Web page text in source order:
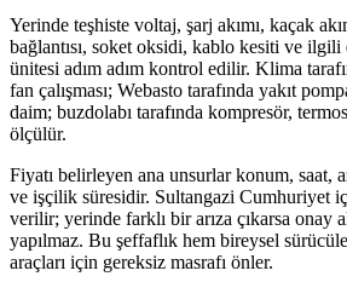
Yerinde teşhiste voltaj, şarj akımı, kaçak
bağlantısı, soket oksidi, kablo kesiti ve
ünitesi adım adım kontrol edilir. Klima
fan çalışması; Webasto tarafında yakıt
daim; buzdolabı tarafında kompresör,
ölçülür.
Fiyatı belirleyen ana unsurlar konum, saat,
ve işçilik süresidir. Sultangazi Cumhuriyet
verilir; yerinde farklı bir arıza çıkarsa onay
yapılmaz. Bu şeffaflık hem bireysel
araçları için gereksiz masrafı önler.